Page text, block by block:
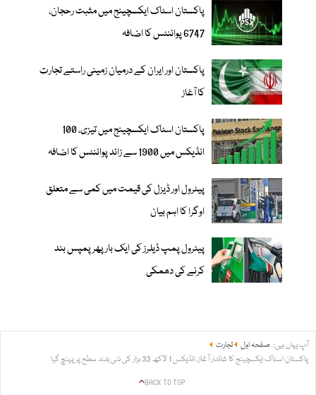
پاکستان اسٹاک ایکسچینج میں مثبت رحجان،
6747 پوائنٹس کا اضافہ
پاکستان اور ایران کے درمیان زمینی راستے تجارت
کا آغاز
پاکستان اسٹاک ایکسچینج میں تیزی، 100
انڈیکس میں 1900 سے زائد پوائنٹس کا اضافہ
پیٹرول اور ڈیزل کی قیمت میں کمی سے متعلق
اوگرا کا اہم بیان
پیٹرول پمپ ڈیلرز کی ایک بار پھر پمپس بند
کرنے کی دھمکی
آپ یہاں ہیں: صفحہ اول
تجارت
پاکستان اسٹاک ایکسچینج کا شاندار آغاز، انڈیکس 1 لاکھ 33 ہزار کی نئی بلند سطح پر پہنچ گیا
BACK TO TOP